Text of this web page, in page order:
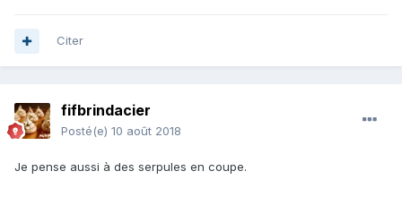
Citer
fifbrindacier
Posté(e) 10 août 2018
Je pense aussi à des serpules en coupe.